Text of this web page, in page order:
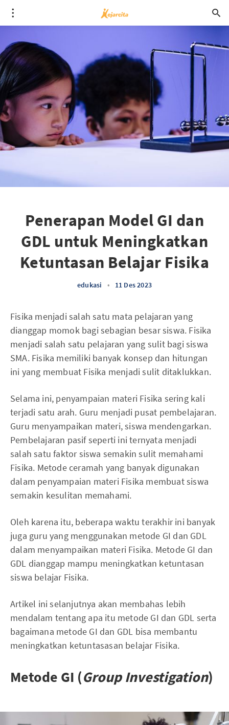
Penerapan Model GI dan
GDL untuk Meningkatkan
Ketuntasan Belajar Fisika
edukasi • 11 Des 2023
Fisika menjadi salah satu mata pelajaran yang
dianggap momok bagi sebagian besar siswa. Fisika
menjadi salah satu pelajaran yang sulit bagi siswa
SMA. Fisika memiliki banyak konsep dan hitungan
ini yang membuat Fisika menjadi sulit ditaklukkan.
Selama ini, penyampaian materi Fisika sering kali
terjadi satu arah. Guru menjadi pusat pembelajaran.
Guru menyampaikan materi, siswa mendengarkan.
Pembelajaran pasif seperti ini ternyata menjadi
salah satu faktor siswa semakin sulit memahami
Fisika. Metode ceramah yang banyak digunakan
dalam penyampaian materi Fisika membuat siswa
semakin kesulitan memahami.
Oleh karena itu, beberapa waktu terakhir ini banyak
juga guru yang menggunakan metode GI dan GDL
dalam menyampaikan materi Fisika. Metode GI dan
GDL dianggap mampu meningkatkan ketuntasan
siswa belajar Fisika.
Artikel ini selanjutnya akan membahas lebih
mendalam tentang apa itu metode GI dan GDL serta
bagaimana metode GI dan GDL bisa membantu
meningkatkan ketuntasasan belajar Fisika.
Metode GI (Group Investigation)